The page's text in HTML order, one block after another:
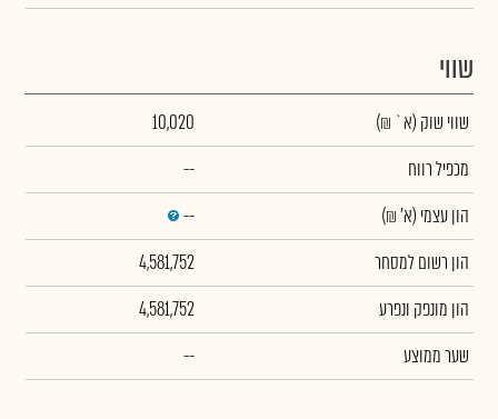
שווי
שווי שוק (א` ₪)
10,020
מכפיל רווח
--
הון עצמי (א' ₪)
--
הון רשום למסחר
4,581,752
הון מונפק ונפרע
4,581,752
שער ממוצע
--